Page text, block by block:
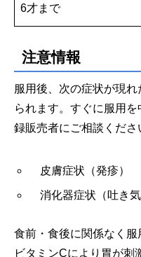
6才まで
注意情報
服用後、次の症状が現
られます。すぐに服用
録販売者にご相談くださ
皮膚症状（発疹）
消化器症状（吐き気
食前・食後に関係なく
ビタミンCにより胃が刺